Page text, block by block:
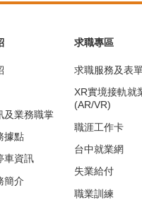
及業務職掌
據點
車資訊
簡介
求職專區
求職服務及表
XR實境接軌就
(AR/VR)
職涯工作卡
台中就業網
失業給付
職業訓練